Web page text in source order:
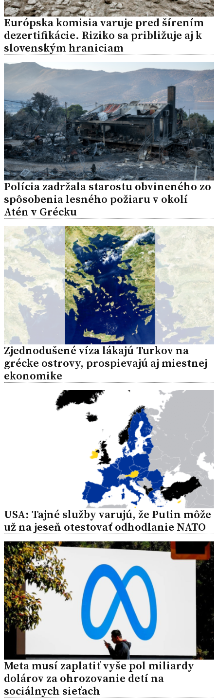
Európska komisia varuje pred šírením
dezertifikácie. Riziko sa približuje aj k
slovenským hraniciam
Polícia zadržala starostu obvineného zo
spôsobenia lesného požiaru v okolí
Atén v Grécku
Zjednodušené víza lákajú Turkov na
grécke ostrovy, prospievajú aj miestnej
ekonomike
USA: Tajné služby varujú, že Putin môže
už na jeseň otestovať odhodlanie NATO
Meta musí zaplatiť vyše pol miliardy
dolárov za ohrozovanie detí na
sociálnych sieťach